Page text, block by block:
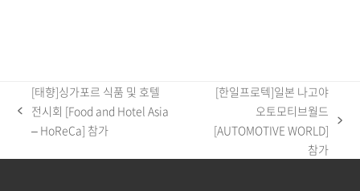
previous
post:
[태향]싱가포르 식품 및 호텔
전시회 [Food and Hotel Asia
– HoReCa] 참가
[한일프로텍]일본 나고야
오토모티브월드
[AUTOMOTIVE WORLD]
참가